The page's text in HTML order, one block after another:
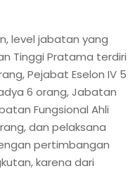
level jabatan yang
Tinggi Pratama terdiri
Pejabat Eselon IV 5
6 orang, Jabatan
Fungsional Ahli
dan pelaksana
pertimbangan
karena dari